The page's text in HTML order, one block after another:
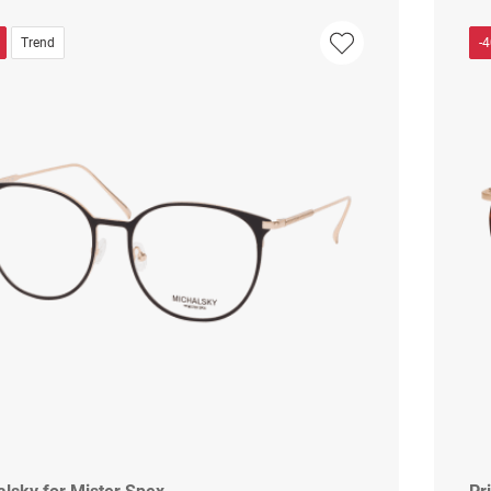
Trend -